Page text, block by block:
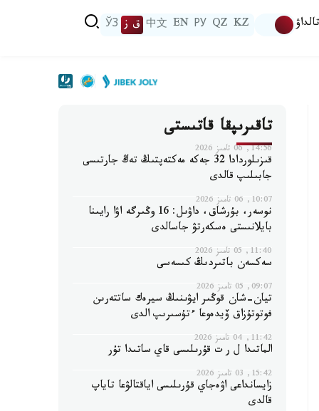
تالداۋ KZ
QZ
РУ
EN
中文 ق ز ЎЗ
تاقىرىپقا قاتىستى
14:56, 06 تامىز 2026
قىزىلوردادا 32 جەكە مەكتەپتىڭ تەڭ جارتىسى
جابىلىپ قالدى
10:07, 06 تامىز 2026
نوسەر، بۇرشاق، داۋىل: 16 وڭىرگە اۋا رايىنا
بايلانىستى ەسكەرتۋ جاسالدى
11:40, 05 تامىز 2026
سەكسەن باتىردىڭ كىسەسى
09:07, 05 تامىز 2026
تيان-شان قوڭىر ايۋىنىڭ سيرەك ساتتەرىن
فوتوتۇزاق ۆيدەوعا ءتۇسىرىپ الدى
11:42, 04 تامىز 2026
الماتىدا ل ر ت قۇرىلىسى قاي ساتىدا تۇر
15:42, 03 تامىز 2026
زايسانداعى اۋەجاي قۇرىلىسى اياقتالۋعا تاياپ
قالدى